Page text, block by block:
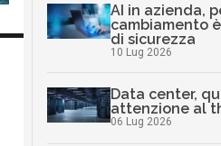
AI in azienda,
cambiamento
di sicurezza
10 Lug 2026
Data center,
attenzione al
06 Lug 2026